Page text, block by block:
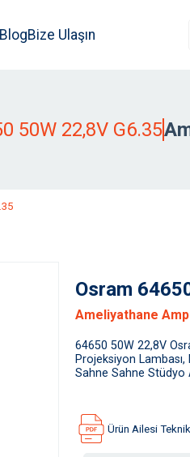
BlogBize Ulaşın
50W 22,8V G6.35
Osram
Ameliyathane
64650 50W 22,8V
Projeksiyon
Sahne Sahne
Ürün Ailesi Teknik